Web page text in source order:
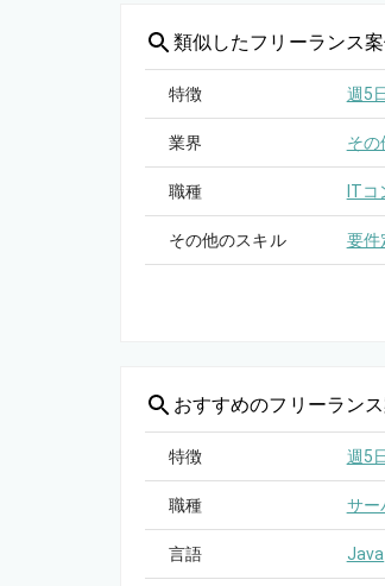
類似したフリーランス
特徴 週5
業界 その
職種 ITコ
その他のスキル 要件
おすすめのフリーラン
特徴 週5
職種 サー
言語 Java